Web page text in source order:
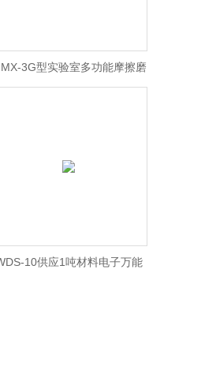
3G型实验室多功能摩擦磨
10供应1吨材料电子万能